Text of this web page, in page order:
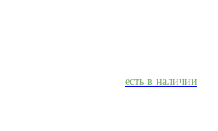
есть в наличии